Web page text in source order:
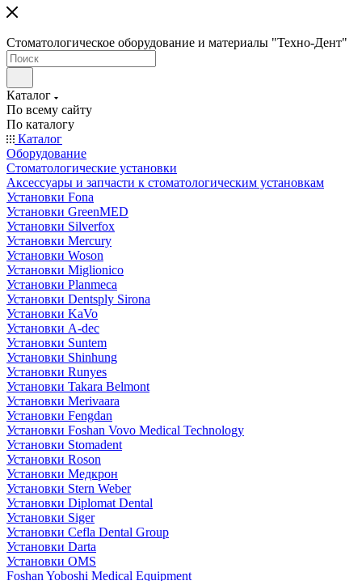
Стоматологическое оборудование и материалы "Техно-Дент"
Каталог
По всему сайту
По каталогу
Каталог
Оборудование
Стоматологические установки
Аксессуары и запчасти к стоматологическим установкам
Установки Fona
Установки GreenMED
Установки Silverfox
Установки Mercury
Установки Woson
Установки Miglionico
Установки Planmeca
Установки Dentsply Sirona
Установки KaVo
Установки A-dec
Установки Suntem
Установки Shinhung
Установки Runyes
Установки Takara Belmont
Установки Merivaara
Установки Fengdan
Установки Foshan Vovo Medical Technology
Установки Stomadent
Установки Roson
Установки Медкрон
Установки Stern Weber
Установки Diplomat Dental
Установки Siger
Установки Cefla Dental Group
Установки Darta
Установки OMS
Foshan Yoboshi Medical Equipment